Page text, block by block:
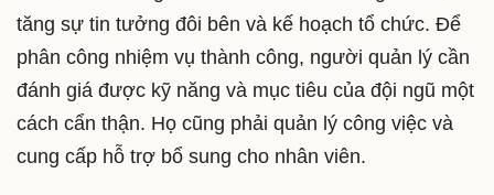
tăng sự tin tưởng đôi bên và kế hoạch tổ chức. Để
phân công nhiệm vụ thành công, người quản lý cần
đánh giá được kỹ năng và mục tiêu của đội ngũ một
cách cẩn thận. Họ cũng phải quản lý công việc và
cung cấp hỗ trợ bổ sung cho nhân viên.